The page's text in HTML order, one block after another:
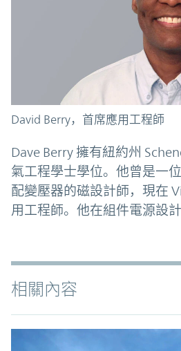
Dave Berry 擁有紐約州
氣工程學士學位。他曾是一
配變壓器的磁設計師，現在
用工程師。他在組件電源設
David Berry，首席應用工程師
相關內容